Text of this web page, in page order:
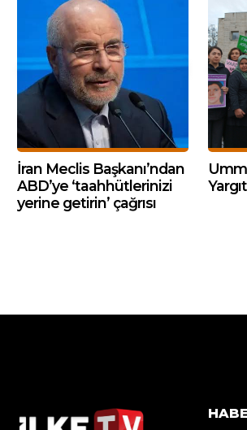
İran Meclis Başkanı’ndan
ABD’ye ‘taahhütlerinizi
yerine getirin’ çağrısı